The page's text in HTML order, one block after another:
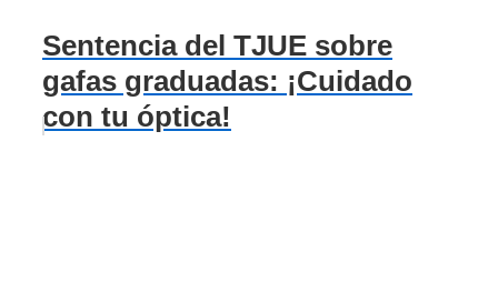
Sentencia del TJUE sobre
gafas graduadas: ¡Cuidado
con tu óptica!